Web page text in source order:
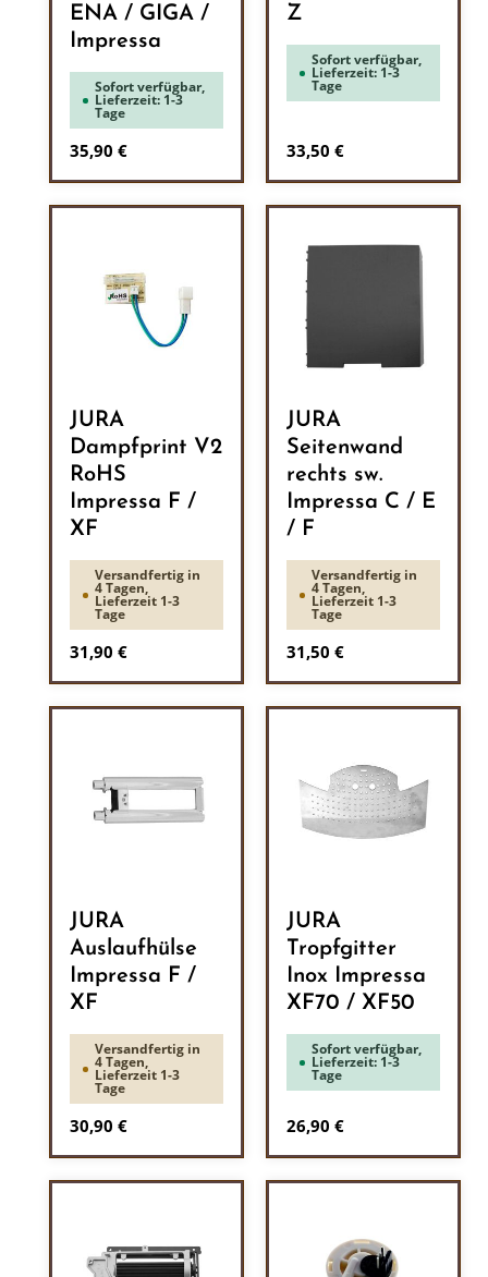
ENA / GIGA /
Impressa
Sofort verfügbar,
Lieferzeit: 1-3
Tage
Regulärer Preis:
35,90 €
Z
Sofort verfügbar,
Lieferzeit: 1-3
Tage
Regulärer Preis:
33,50 €
JURA
Dampfprint V2
RoHS
Impressa F /
XF
Versandfertig in
4 Tagen,
Lieferzeit 1-3
Tage
Regulärer Preis:
31,90 €
JURA
Seitenwand
rechts sw.
Impressa C / E
/ F
Versandfertig in
4 Tagen,
Lieferzeit 1-3
Tage
Regulärer Preis:
31,50 €
JURA
Auslaufhülse
Impressa F /
XF
Versandfertig in
4 Tagen,
Lieferzeit 1-3
Tage
Regulärer Preis:
30,90 €
JURA
Tropfgitter
Inox Impressa
XF70 / XF50
Sofort verfügbar,
Lieferzeit: 1-3
Tage
Regulärer Preis:
26,90 €